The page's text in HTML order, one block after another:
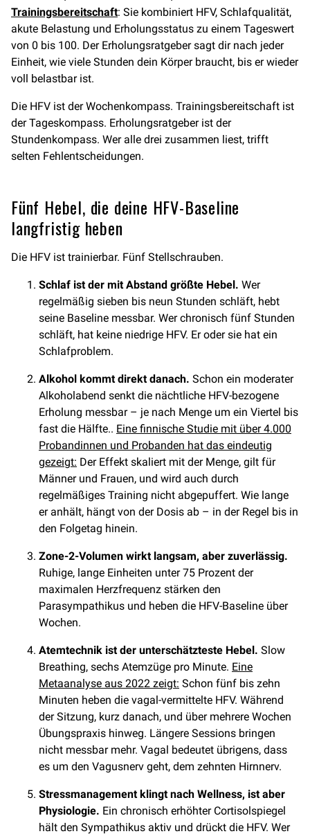
Trainingsbereitschaft: Sie kombiniert HFV, Schlafqualität,
akute Belastung und Erholungsstatus zu einem Tageswert
von 0 bis 100. Der Erholungsratgeber sagt dir nach jeder
Einheit, wie viele Stunden dein Körper braucht, bis er wieder
voll belastbar ist.
Die HFV ist der Wochenkompass. Trainingsbereitschaft ist
der Tageskompass. Erholungsratgeber ist der
Stundenkompass. Wer alle drei zusammen liest, trifft
selten Fehlentscheidungen.
Fünf Hebel, die deine HFV-Baseline
langfristig heben
Die HFV ist trainierbar. Fünf Stellschrauben.
Schlaf ist der mit Abstand größte Hebel. Wer
regelmäßig sieben bis neun Stunden schläft, hebt
seine Baseline messbar. Wer chronisch fünf Stunden
schläft, hat keine niedrige HFV. Er oder sie hat ein
Schlafproblem.
Alkohol kommt direkt danach. Schon ein moderater
Alkoholabend senkt die nächtliche HFV-bezogene
Erholung messbar – je nach Menge um ein Viertel bis
fast die Hälfte.. Eine finnische Studie mit über 4.000
Probandinnen und Probanden hat das eindeutig
gezeigt: Der Effekt skaliert mit der Menge, gilt für
Männer und Frauen, und wird auch durch
regelmäßiges Training nicht abgepuffert. Wie lange
er anhält, hängt von der Dosis ab – in der Regel bis in
den Folgetag hinein.
Zone-2-Volumen wirkt langsam, aber zuverlässig.
Ruhige, lange Einheiten unter 75 Prozent der
maximalen Herzfrequenz stärken den
Parasympathikus und heben die HFV-Baseline über
Wochen.
Atemtechnik ist der unterschätzteste Hebel. Slow
Breathing, sechs Atemzüge pro Minute. Eine
Metaanalyse aus 2022 zeigt: Schon fünf bis zehn
Minuten heben die vagal-vermittelte HFV. Während
der Sitzung, kurz danach, und über mehrere Wochen
Übungspraxis hinweg. Längere Sessions bringen
nicht messbar mehr. Vagal bedeutet übrigens, dass
es um den Vagusnerv geht, dem zehnten Hirnnerv.
Stressmanagement klingt nach Wellness, ist aber
Physiologie. Ein chronisch erhöhter Cortisolspiegel
hält den Sympathikus aktiv und drückt die HFV. Wer